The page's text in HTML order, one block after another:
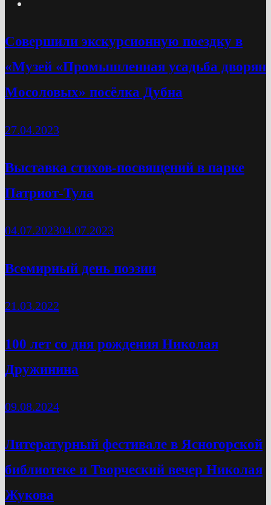
Cовершили экскурсионную поездку в
«Музей «Промышленная усадьба дворян
Мосоловых» посёлка Дубна
27.04.2023
Выставка стихов-посвящений в парке
Патриот-Тула
04.07.202304.07.2023
Всемирный день поэзии
21.03.2022
100 лет со дня рождения Николая
Дружинина
09.08.2024
Литературный фестивале в Ясногорской
библиотеке и Творческий вечер Николая
Жукова